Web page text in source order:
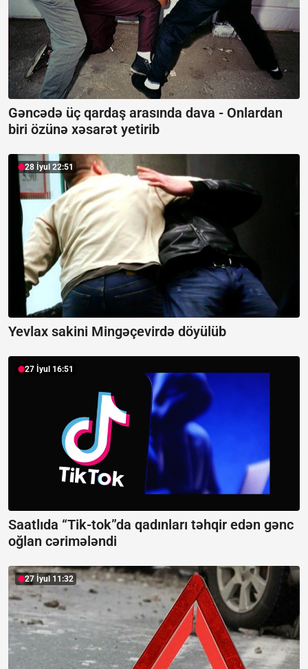
Gəncədə üç qardaş arasında dava - Onlardan
biri özünə xəsarət yetirib
28 İyul 22:51
Yevlax sakini Mingəçevirdə döyülüb
27 İyul 16:51
Saatlıda “Tik-tok”da qadınları təhqir edən gənc
oğlan cərimələndi
27 İyul 11:32